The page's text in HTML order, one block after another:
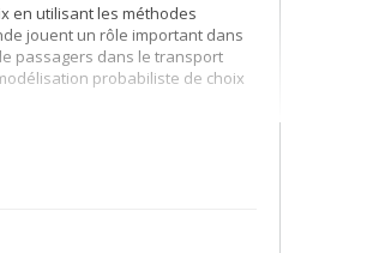
en utilisant les méthodes
jouent un rôle important dans
passagers dans le transport
probabiliste de choix
de données réelles
des réseaux de grande taille. Je
des flottes de